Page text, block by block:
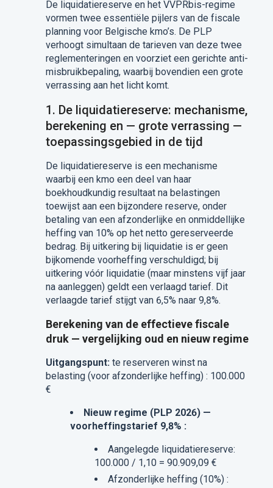
De liquidatiereserve en het VVPRbis-regime
vormen twee essentiële pijlers van de fiscale
planning voor Belgische kmo’s. De PLP
verhoogt simultaan de tarieven van deze twee
reglementeringen en voorziet een gerichte anti-
misbruikbepaling, waarbij bovendien een grote
verrassing aan het licht komt.
1. De liquidatiereserve: mechanisme,
berekening en — grote verrassing —
toepassingsgebied in de tijd
De liquidatiereserve is een mechanisme
waarbij een kmo een deel van haar
boekhoudkundig resultaat na belastingen
toewijst aan een bijzondere reserve, onder
betaling van een afzonderlijke en onmiddellijke
heffing van 10% op het netto gereserveerde
bedrag. Bij uitkering bij liquidatie is er geen
bijkomende voorheffing verschuldigd; bij
uitkering vóór liquidatie (maar minstens vijf jaar
na aanleggen) geldt een verlaagd tarief. Dit
verlaagde tarief stijgt van 6,5% naar 9,8%.
Berekening van de effectieve fiscale
druk — vergelijking oud en nieuw regime
Uitgangspunt: te reserveren winst na
belasting (voor afzonderlijke heffing) : 100.000
€
Nieuw regime (PLP 2026) —
voorheffingstarief 9,8% :
Aangelegde liquidatiereserve:
100.000 / 1,10 = 90.909,09 €
Afzonderlijke heffing (10%) :